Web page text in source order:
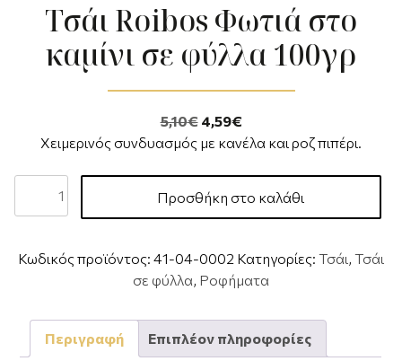
Τσάι Roibos Φωτιά στο
καμίνι σε φύλλα 100γρ
5,10€ 4,59€
Χειμερινός συνδυασμός με κανέλα και ροζ πιπέρι.
Προσθήκη στο καλάθι
Κωδικός προϊόντος: 41-04-0002 Κατηγορίες: Τσάι, Τσάι
σε φύλλα, Ροφήματα
Περιγραφή Επιπλέον πληροφορίες